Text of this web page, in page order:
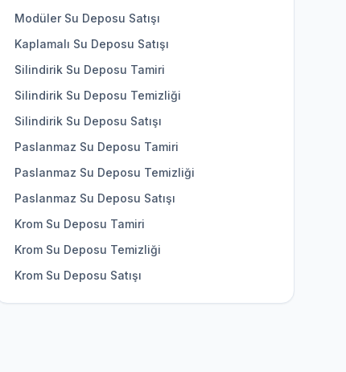
Modüler Su Deposu Satışı
Kaplamalı Su Deposu Satışı
Silindirik Su Deposu Tamiri
Silindirik Su Deposu Temizliği
Silindirik Su Deposu Satışı
Paslanmaz Su Deposu Tamiri
Paslanmaz Su Deposu Temizliği
Paslanmaz Su Deposu Satışı
Krom Su Deposu Tamiri
Krom Su Deposu Temizliği
Krom Su Deposu Satışı